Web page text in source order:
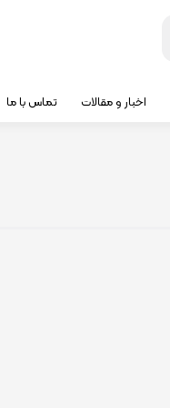
اخبار و مقالات تماس با ما